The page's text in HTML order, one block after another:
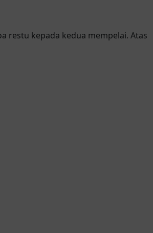
restu kepada kedua mempelai. Atas